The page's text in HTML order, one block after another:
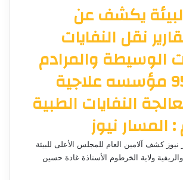
يكشف عن
نقل النفايات
الوسيطة والمرادم
وخدمة 95 مؤسسه علاجية
النفايات الطبية
المسار نيوز
كشف آلامين العام للمجلس الأعلى للبيئة
ولاية الخرطوم الأستاذة غادة حسين